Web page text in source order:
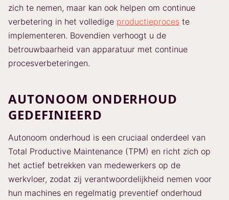
zich te nemen, maar kan ook helpen om continue
verbetering in het volledige productieproces te
implementeren. Bovendien verhoogt u de
betrouwbaarheid van apparatuur met continue
procesverbeteringen.
AUTONOOM ONDERHOUD
GEDEFINIEERD
Autonoom onderhoud is een cruciaal onderdeel van
Total Productive Maintenance (TPM) en richt zich op
het actief betrekken van medewerkers op de
werkvloer, zodat zij verantwoordelijkheid nemen voor
hun machines en regelmatig preventief onderhoud